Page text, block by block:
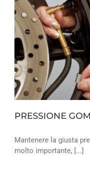
PRESSIONE
Mantenere la giusta
molto importante, [...]